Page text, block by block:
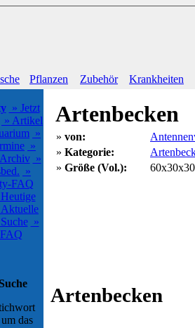
Pflanzen Zubehör Krankheiten
» Jetzt
» Artikel
»
»
»
»
FAQ
Aktuelle
»
das
Artenbecken
» von:
» Kategorie:
» Größe (Vol.):
Artenbecken